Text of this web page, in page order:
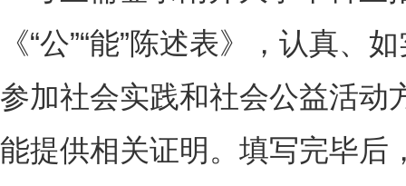
《“公”“能”陈述表》，认真、
参加社会实践和社会公益活动
能提供相关证明。填写完毕后